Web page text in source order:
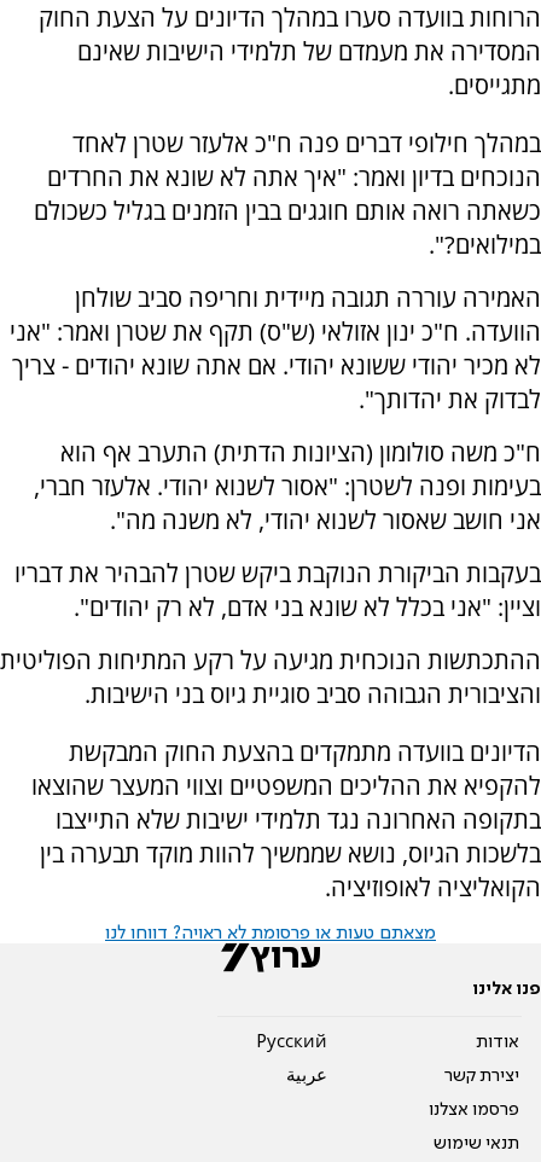
הרוחות בוועדה סערו במהלך הדיונים על הצעת החוק
המסדירה את מעמדם של תלמידי הישיבות שאינם
מתגייסים.
במהלך חילופי דברים פנה ח"כ אלעזר שטרן לאחד
הנוכחים בדיון ואמר: "איך אתה לא שונא את החרדים
כשאתה רואה אותם חוגגים בבין הזמנים בגליל כשכולם
במילואים?".
האמירה עוררה תגובה מיידית וחריפה סביב שולחן
הוועדה. ח"כ ינון אזולאי (ש"ס) תקף את שטרן ואמר: "אני
לא מכיר יהודי ששונא יהודי. אם אתה שונא יהודים - צריך
לבדוק את יהדותך".
ח"כ משה סולומון (הציונות הדתית) התערב אף הוא
בעימות ופנה לשטרן: "אסור לשנוא יהודי. אלעזר חברי,
אני חושב שאסור לשנוא יהודי, לא משנה מה".
בעקבות הביקורת הנוקבת ביקש שטרן להבהיר את דבריו
וציין: "אני בכלל לא שונא בני אדם, לא רק יהודים".
ההתכתשות הנוכחית מגיעה על רקע המתיחות הפוליטית
והציבורית הגבוהה סביב סוגיית גיוס בני הישיבות.
הדיונים בוועדה מתמקדים בהצעת החוק המבקשת
להקפיא את ההליכים המשפטיים וצווי המעצר שהוצאו
בתקופה האחרונה נגד תלמידי ישיבות שלא התייצבו
בלשכות הגיוס, נושא שממשיך להוות מוקד תבערה בין
הקואליציה לאופוזיציה.
מצאתם טעות או פרסומת לא ראויה? דווחו לנו
פנו אלינו
אודות
יצירת קשר
פרסמו אצלנו
תנאי שימוש
Pусский
عربية